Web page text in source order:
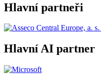
Hlavní partneři
Hlavní AI partner